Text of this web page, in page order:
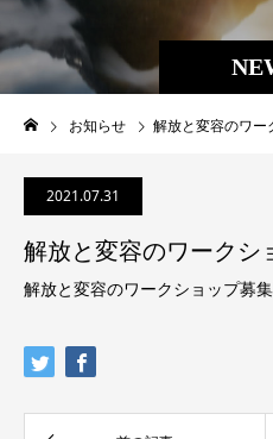
お知らせ 解放と変容のワー
2021.07.31
解放と変容のワークシ
解放と変容のワークショップ募